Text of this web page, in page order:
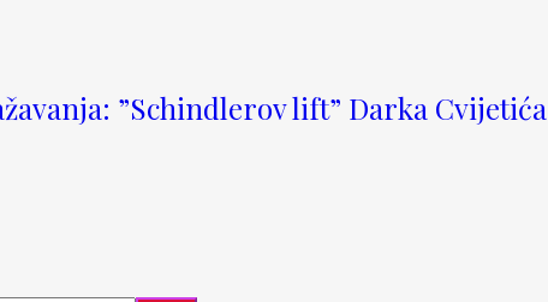
”Schindlerov lift” Darka Cvijetića